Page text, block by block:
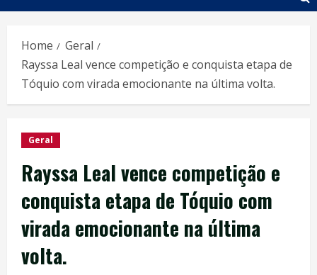
Home
Geral
Rayssa Leal vence competição e conquista etapa de
Tóquio com virada emocionante na última volta.
Geral
Rayssa Leal vence competição e
conquista etapa de Tóquio com
virada emocionante na última
volta.